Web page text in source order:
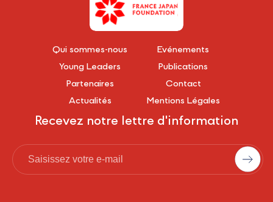
Qui sommes-nous
Young Leaders
Partenaires
Actualités
Événements
Publications
Contact
Mentions Légales
Recevez notre lettre d'information